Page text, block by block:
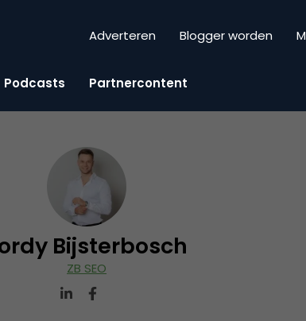
Adverteren Blogger worden
Podcasts Partnercontent
Bijsterbosch
ZB SEO